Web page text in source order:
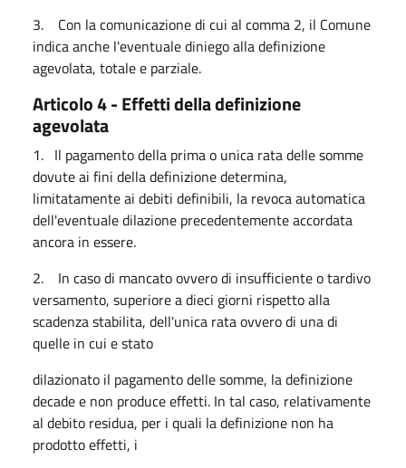
3. Con la comunicazione di cui al comma 2, il Comune
indica anche l'eventuale diniego alla definizione
agevolata, totale e parziale.
Articolo 4 - Effetti della definizione
agevolata
1. Il pagamento della prima o unica rata delle somme
dovute ai fini della definizione determina,
limitatamente ai debiti definibili, la revoca automatica
dell'eventuale dilazione precedentemente accordata
ancora in essere.
2. In caso di mancato ovvero di insufficiente o tardivo
versamento, superiore a dieci giorni rispetto alla
scadenza stabilita, dell'unica rata ovvero di una di
quelle in cui e stato
dilazionato il pagamento delle somme, la definizione
decade e non produce effetti. In tal caso, relativamente
al debito residua, per i quali la definizione non ha
prodotto effetti, i